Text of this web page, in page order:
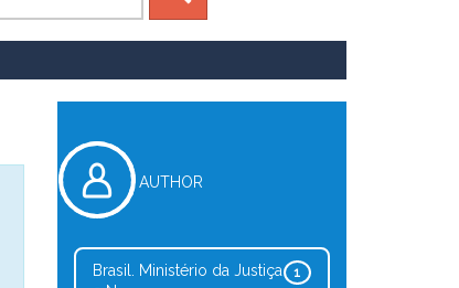
AUTHOR
1
Brasil. Ministério da Justiça